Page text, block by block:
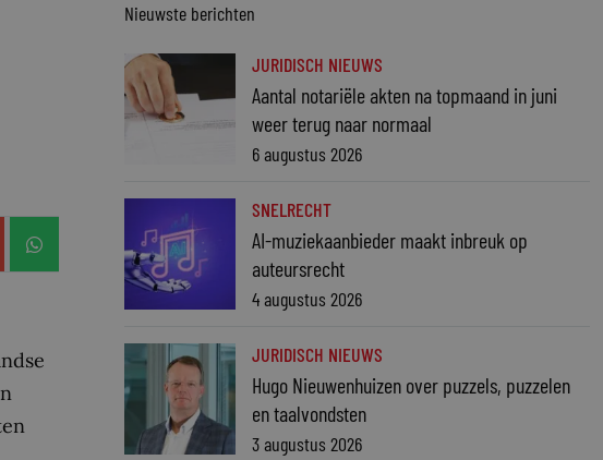
Nieuwste berichten
JURIDISCH NIEUWS
Aantal notariële akten na topmaand in juni
weer terug naar normaal
6 augustus 2026
SNELRECHT
AI-muziekaanbieder maakt inbreuk op
auteursrecht
4 augustus 2026
JURIDISCH NIEUWS
Hugo Nieuwenhuizen over puzzels, puzzelen
en taalvondsten
3 augustus 2026